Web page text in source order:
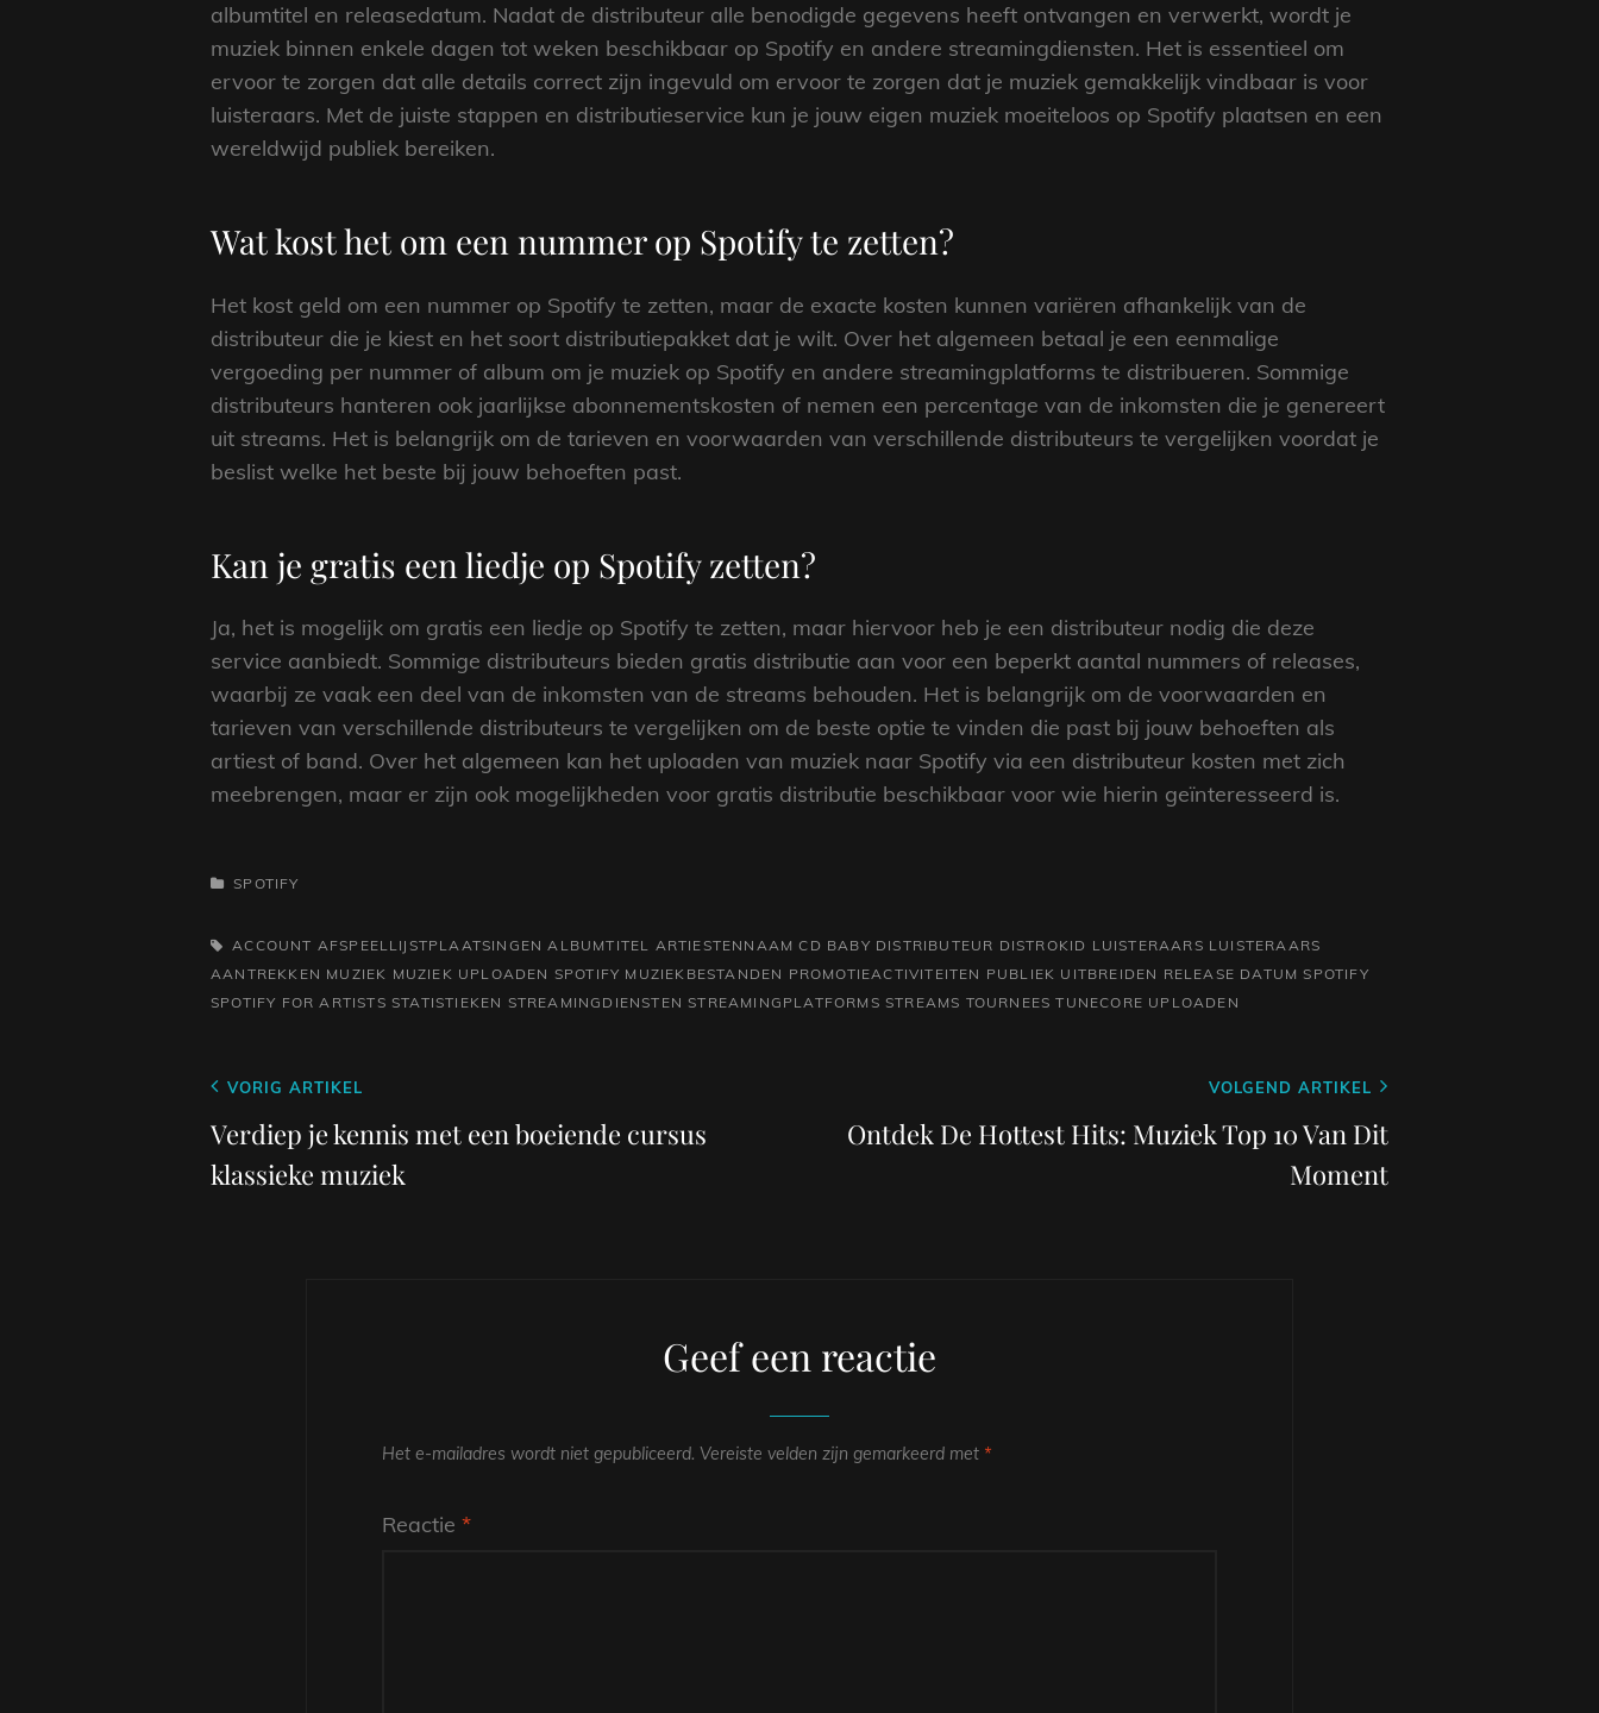
albumtitel en releasedatum. Nadat de distributeur alle benodigde gegevens heeft ontvangen en verwerkt, wordt je
muziek binnen enkele dagen tot weken beschikbaar op Spotify en andere streamingdiensten. Het is essentieel om
ervoor te zorgen dat alle details correct zijn ingevuld om ervoor te zorgen dat je muziek gemakkelijk vindbaar is voor
luisteraars. Met de juiste stappen en distributieservice kun je jouw eigen muziek moeiteloos op Spotify plaatsen en een
wereldwijd publiek bereiken.
Wat kost het om een nummer op Spotify te zetten?
Het kost geld om een nummer op Spotify te zetten, maar de exacte kosten kunnen variëren afhankelijk van de
distributeur die je kiest en het soort distributiepakket dat je wilt. Over het algemeen betaal je een eenmalige
vergoeding per nummer of album om je muziek op Spotify en andere streamingplatforms te distribueren. Sommige
distributeurs hanteren ook jaarlijkse abonnementskosten of nemen een percentage van de inkomsten die je genereert
uit streams. Het is belangrijk om de tarieven en voorwaarden van verschillende distributeurs te vergelijken voordat je
beslist welke het beste bij jouw behoeften past.
Kan je gratis een liedje op Spotify zetten?
Ja, het is mogelijk om gratis een liedje op Spotify te zetten, maar hiervoor heb je een distributeur nodig die deze
service aanbiedt. Sommige distributeurs bieden gratis distributie aan voor een beperkt aantal nummers of releases,
waarbij ze vaak een deel van de inkomsten van de streams behouden. Het is belangrijk om de voorwaarden en
tarieven van verschillende distributeurs te vergelijken om de beste optie te vinden die past bij jouw behoeften als
artiest of band. Over het algemeen kan het uploaden van muziek naar Spotify via een distributeur kosten met zich
meebrengen, maar er zijn ook mogelijkheden voor gratis distributie beschikbaar voor wie hierin geïnteresseerd is.
CATEGORIEËN
SPOTIFY
TAGS,ACCOUNT AFSPEELLIJSTPLAATSINGEN ALBUMTITEL ARTIESTENNAAM CD BABY DISTRIBUTEUR DISTROKID LUISTERAARS LUISTERAARS
AANTREKKEN MUZIEK MUZIEK UPLOADEN SPOTIFY MUZIEKBESTANDEN PROMOTIEACTIVITEITEN PUBLIEK UITBREIDEN RELEASE DATUM SPOTIFY
SPOTIFY FOR ARTISTS STATISTIEKEN STREAMINGDIENSTEN STREAMINGPLATFORMS STREAMS TOURNEES TUNECORE UPLOADEN
Berichtnavigatie
Vorig
bericht
VORIG ARTIKEL
Verdiep je kennis met een boeiende cursus
klassieke muziek
bericht
VOLGEND ARTIKEL
Ontdek De Hottest Hits: Muziek Top 10 Van Dit
Moment
Geef een reactie
Het e-mailadres wordt niet gepubliceerd. Vereiste velden zijn gemarkeerd met *
Reactie *